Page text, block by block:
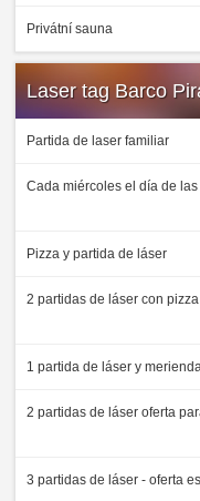
Privátní sauna
Laser tag Barco
Partida de laser familiar
Cada miércoles el día de
Pizza y partida de láser
2 partidas de láser con
1 partida de láser y merienda
2 partidas de láser oferta
3 partidas de láser - oferta